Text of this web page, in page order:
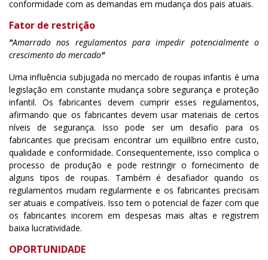
conformidade com as demandas em mudança dos pais atuais.
Fator de restrição
"Amarrado nos regulamentos para impedir potencialmente o
crescimento do mercado"
Uma influência subjugada no mercado de roupas infantis é uma
legislação em constante mudança sobre segurança e proteção
infantil. Os fabricantes devem cumprir esses regulamentos,
afirmando que os fabricantes devem usar materiais de certos
níveis de segurança. Isso pode ser um desafio para os
fabricantes que precisam encontrar um equilíbrio entre custo,
qualidade e conformidade. Consequentemente, isso complica o
processo de produção e pode restringir o fornecimento de
alguns tipos de roupas. Também é desafiador quando os
regulamentos mudam regularmente e os fabricantes precisam
ser atuais e compatíveis. Isso tem o potencial de fazer com que
os fabricantes incorem em despesas mais altas e registrem
baixa lucratividade.
OPORTUNIDADE